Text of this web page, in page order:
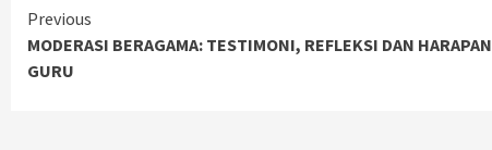
Continue
Reading
Previous
MODERASI BERAGAMA: TESTIMONI, REFLEKSI DAN HARAPAN
GURU